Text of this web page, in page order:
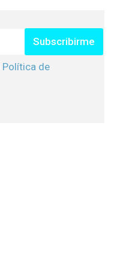
Política de
Subscribirme